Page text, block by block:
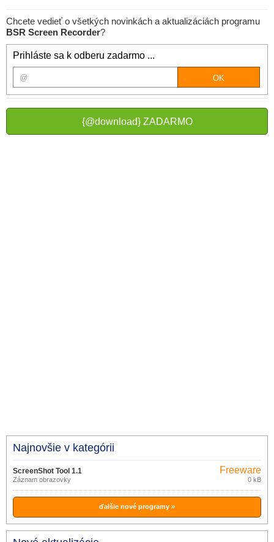
Chcete vedieť o všetkých novinkách a aktualizáciách programu
BSR Screen Recorder?
Prihláste sa k odberu zadarmo ...
{@download} ZADARMO
Najnovšie v kategórii
ScreenShot Tool 1.1
Záznam obrazovky
Freeware
0 kB
ďalšie nové programy »